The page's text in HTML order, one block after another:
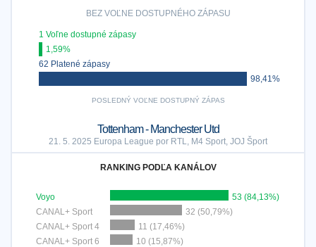
BEZ VOĽNE DOSTUPNÉHO ZÁPASU
1 Voľne dostupné zápasy
1,59%
62 Platené zápasy
98,41%
POSLEDNÝ VOĽNE DOSTUPNÝ ZÁPAS
Tottenham - Manchester Utd
21. 5. 2025 Europa League por RTL, M4 Sport, JOJ Šport
RANKING PODĽA KANÁLOV
Voyo
53 (84,13%)
CANAL+ Sport
32 (50,79%)
CANAL+ Sport 4
11 (17,46%)
CANAL+ Sport 6
10 (15,87%)